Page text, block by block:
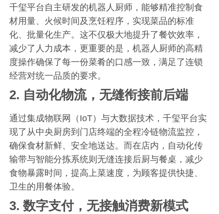
千玺平台自主研发的机器人厨师，能够精准控制食
材用量、火候时间及烹饪程序，实现菜品的标准
化、批量化生产。这不仅极大地提升了餐饮效率，
减少了人力成本，更重要的是，机器人厨师的高精
度操作确保了每一份菜肴的口感一致，满足了连锁
经营对统一品质的要求。
2. 自动化物流，无缝衔接前后端
通过集成物联网（IoT）与大数据技术，千玺平台实
现了从中央厨房到门店终端的全程冷链物流监控，
确保食材新鲜、安全地送达。而在店内，自动化传
输带与智能分拣系统则无缝连接后厨与餐桌，减少
食物暴露时间，提高上菜速度，为顾客提供快捷、
卫生的用餐体验。
3.数字支付，无接触消费新模式